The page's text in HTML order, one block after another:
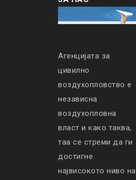
Агенцијата за
цивилно
воздухопловство е
независна
воздухопловна
власт и како таква,
таа се стреми да ги
достигне
највисокото ниво на